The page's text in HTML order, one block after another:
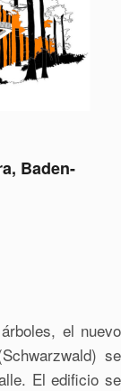
Baden-
el nuevo
se
El edificio se